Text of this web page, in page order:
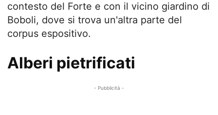
contesto del Forte e con il vicino giardino di
Boboli, dove si trova un'altra parte del
corpus espositivo.
Alberi pietrificati
- Pubblicità -